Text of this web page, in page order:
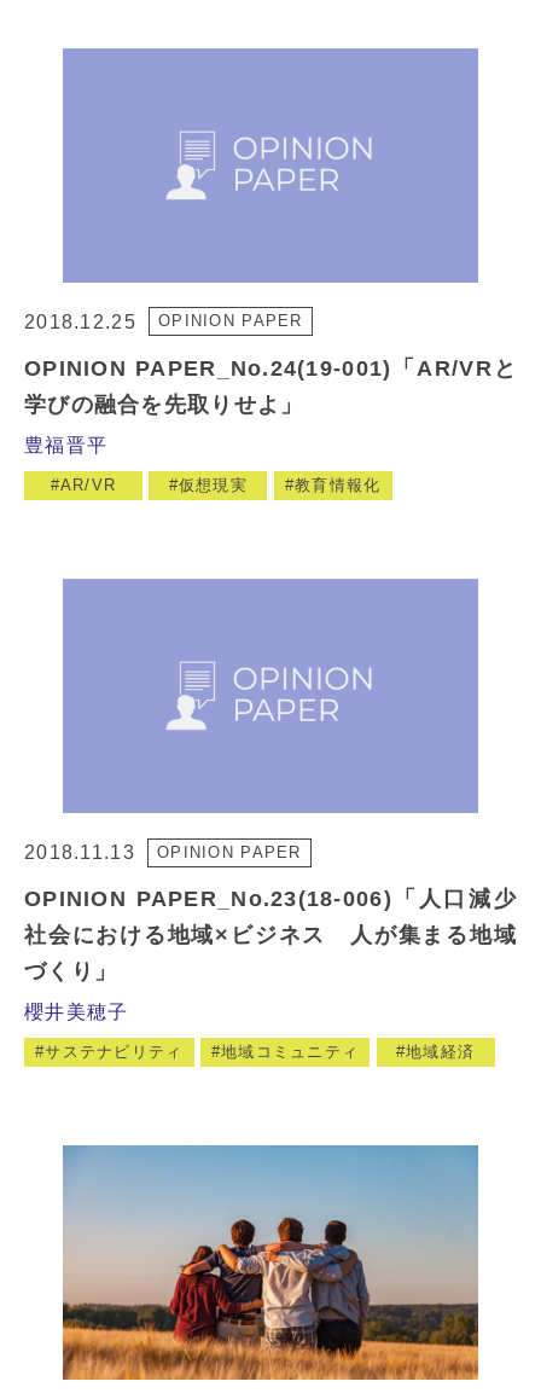
2018.12.25 OPINION PAPER
OPINION PAPER_No.24(19-001)「AR/VRと
学びの融合を先取りせよ」
豊福晋平
AR/VR 仮想現実 教育情報化
2018.11.13 OPINION PAPER
OPINION PAPER_No.23(18-006)「人口減少
社会における地域×ビジネス 人が集まる地域
づくり」
櫻井美穂子
サステナビリティ 地域コミュニティ 地域経済